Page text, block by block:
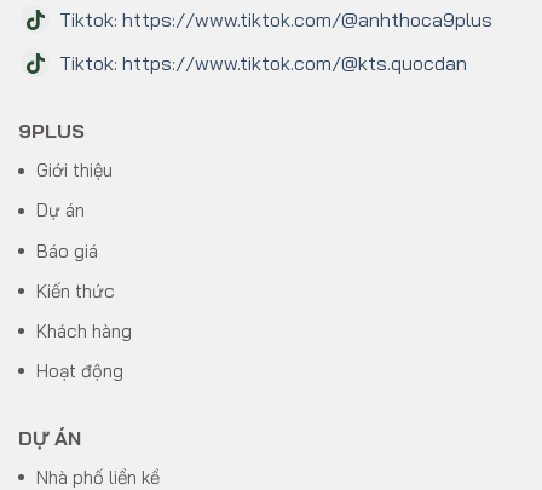
Tiktok: https://www.tiktok.com/@anhthoca9plus
Tiktok: https://www.tiktok.com/@kts.quocdan
9PLUS
Giới thiệu
Dự án
Báo giá
Kiến thức
Khách hàng
Hoạt động
DỰ ÁN
Nhà phố liền kề